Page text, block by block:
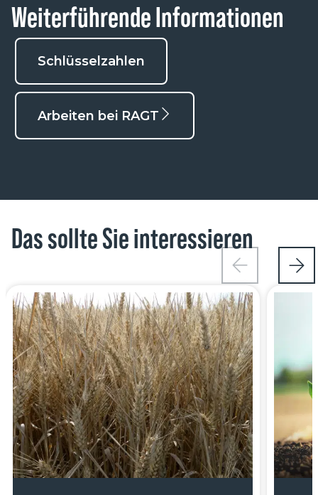
Weiterführende Informationen
Schlüsselzahlen
Arbeiten bei RAGT
Das sollte Sie interessieren